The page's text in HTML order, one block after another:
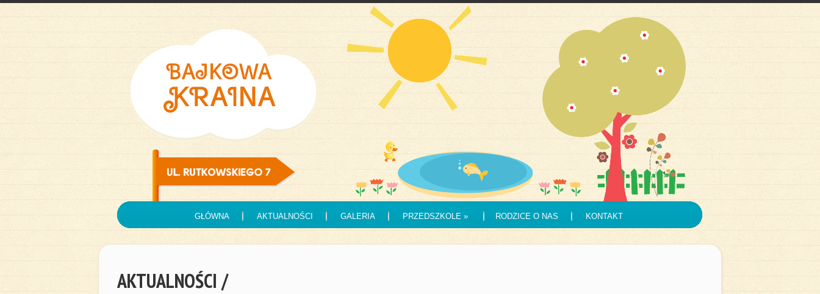
GŁÓWNA AKTUALNOŚCI GALERIA PRZEDSZKOLE» RODZICE O NAS KONTAKT
AKTUALNOŚCI /